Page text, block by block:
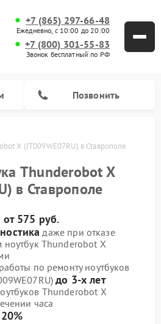
+7 (865) 297-66-48
Ежедневно, с 10:00 до 20:00
+7 (800) 301-55-83
Звонок бесплатный по РФ
Позвонить
X (JT009WE07RU) в Ставрополе
Thunderobot X
в Ставрополе
от 575 руб.
даже при отказе
ноутбук Thunderobot X
по ремонту ноутбуков
до 3-х лет
Thunderobot X
часа
20%